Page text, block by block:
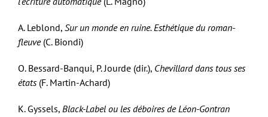
A. Leblond, Sur un monde en ruine. Esthétique du roman-
fleuve(C. Biondi)
O. Bessard-Banqui, P. Jourde (dir.), Chevillard dans tous ses
états (F. Martin-Achard)
K. Gyssels, Black-Label ou les déboires de Léon-Gontran